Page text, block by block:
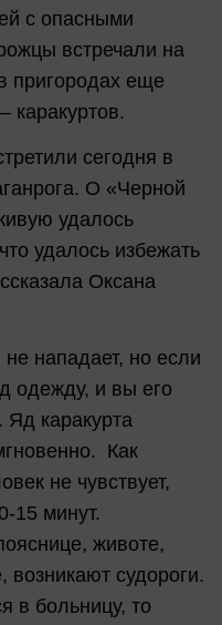
с опасными
встречали на
пригородах еще
каракуртов.
сегодня в
О «Черной
удалось
удалось избежать
Оксана
нападает, но если
одежду, и вы его
Яд каракурта
Как
не чувствует,
15 минут.
животе,
возникают судороги.
в больницу, то